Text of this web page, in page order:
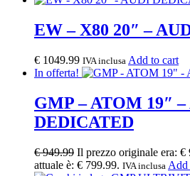
EW – X80 20″ –
€ 1049.99 IVA inclusa Add to cart
In offerta!
GMP – ATOM 19″
DEDICATED
€949.99 Il prezzo originale era: €
attuale è: € 799.99. IVA inclusa Add